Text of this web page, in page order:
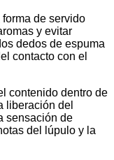
de servido
y evitar
dedos de espuma
contacto con el
contenido dentro de
liberación del
sensación de
del lúpulo y la